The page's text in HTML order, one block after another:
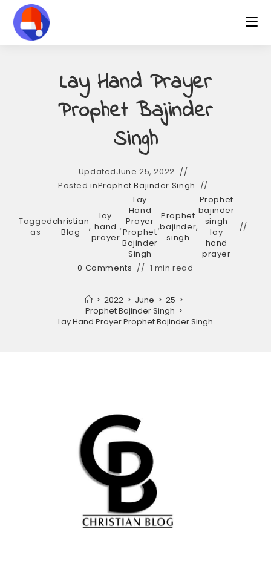
content
Lay Hand Prayer
Prophet Bajinder
Singh
UpdatedJune 25, 2022
Posted inProphet Bajinder Singh
Tagged
as
christian
Blog
,
lay
hand
prayer
,
Lay
Hand
Prayer
Prophet
Bajinder
Singh
,
Prophet
bajinder
singh
,
Prophet
bajinder
singh
lay
hand
prayer
0 Comments
1 min read
> 2022 > June > 25 >
Prophet Bajinder Singh >
Lay Hand Prayer Prophet Bajinder Singh